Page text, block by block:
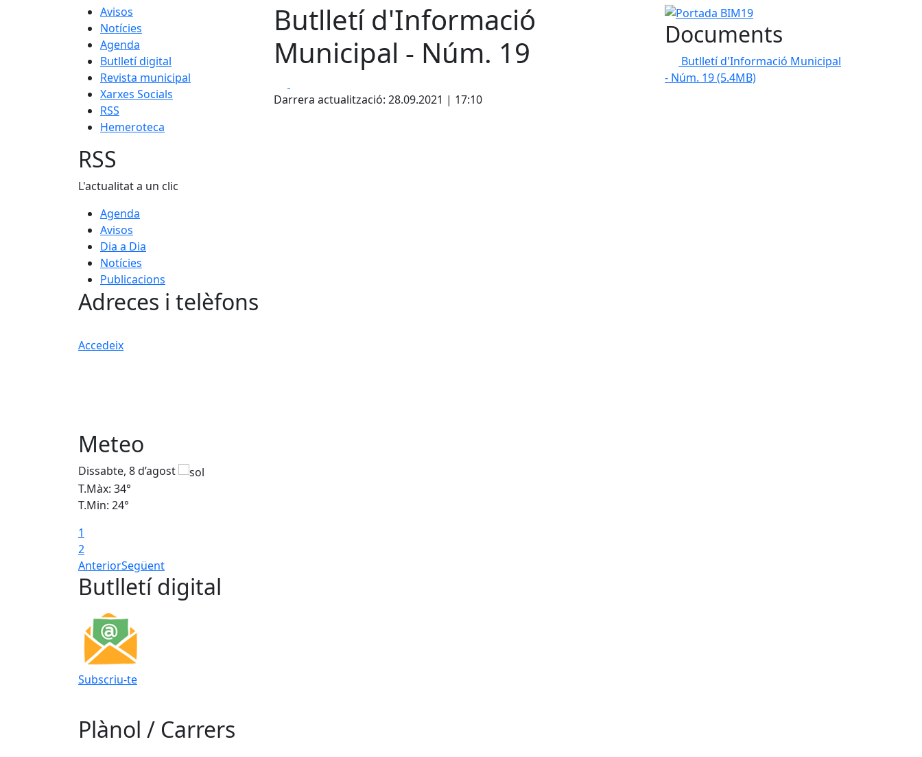
Avisos
Notícies
Agenda
Butlletí digital
Revista municipal
Xarxes Socials
RSS
Hemeroteca
Butlletí d'Informació
Municipal - Núm. 19
Darrera actualització: 28.09.2021 | 17:10
Portada BIM19
Documents
Butlletí d'Informació Municipal
- Núm. 19(5.4MB)
RSS
L'actualitat a un clic
Agenda
Avisos
Dia a Dia
Notícies
Publicacions
Adreces i telèfons
Accedeix
Meteo
Dissabte, 8 d’agost
T.Màx: 34°
T.Min: 24°
1
2
AnteriorSegüent
Butlletí digital
Subscriu-te
Plànol / Carrers